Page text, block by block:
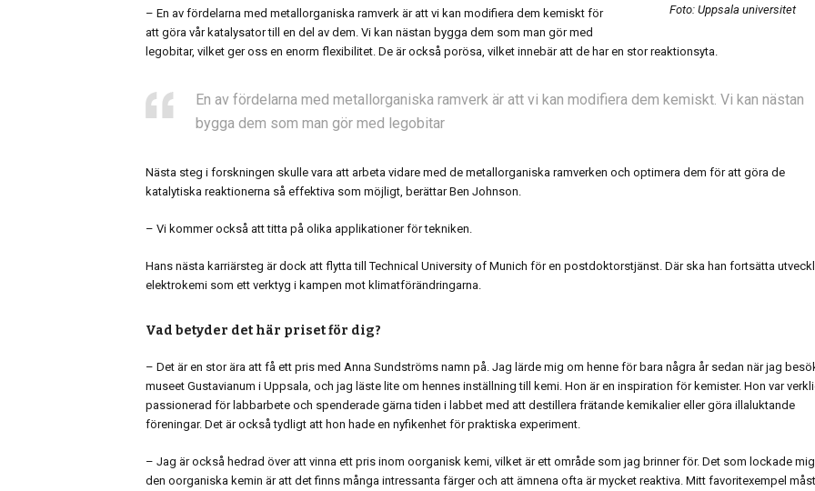
Foto: Uppsala universitet
– En av fördelarna med metallorganiska ramverk är att vi kan modifiera dem kemiskt för
att göra vår katalysator till en del av dem. Vi kan nästan bygga dem som man gör med
legobitar, vilket ger oss en enorm flexibilitet. De är också porösa, vilket innebär att de har en stor reaktionsyta.
En av fördelarna med metallorganiska ramverk är att vi kan modifiera dem kemiskt. Vi kan nästan
bygga dem som man gör med legobitar
Nästa steg i forskningen skulle vara att arbeta vidare med de metallorganiska ramverken och optimera dem för att göra de
katalytiska reaktionerna så effektiva som möjligt, berättar Ben Johnson.
– Vi kommer också att titta på olika applikationer för tekniken.
Hans nästa karriärsteg är dock att flytta till Technical University of Munich för en postdoktorstjänst. Där ska han fortsätta
elektrokemi som ett verktyg i kampen mot klimatförändringarna.
Vad betyder det här priset för dig?
– Det är en stor ära att få ett pris med Anna Sundströms namn på. Jag lärde mig om henne för bara några år sedan när jag
museet Gustavianum i Uppsala, och jag läste lite om hennes inställning till kemi. Hon är en inspiration för kemister. Hon var
passionerad för labbarbete och spenderade gärna tiden i labbet med att destillera frätande kemikalier eller göra illaluktande
föreningar. Det är också tydligt att hon hade en nyfikenhet för praktiska experiment.
– Jag är också hedrad över att vinna ett pris inom oorganisk kemi, vilket är ett område som jag brinner för. Det som lockade
den oorganiska kemin är att det finns många intressanta färger och att ämnena ofta är mycket reaktiva. Mitt favoritexempel